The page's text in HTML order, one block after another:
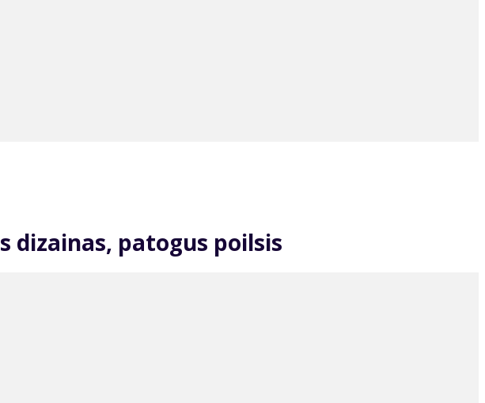
dizainas, patogus poilsis